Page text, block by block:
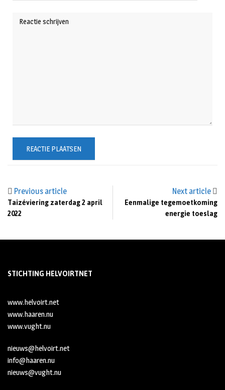
Previous article
Taizéviering zaterdag 2 april
2022
Next article
Eenmalige tegemoetkoming
energie toeslag
STICHTING HELVOIRTNET
www.helvoirt.net
www.haaren.nu
www.vught.nu
nieuws@helvoirt.net
info@haaren.nu
nieuws@vught.nu